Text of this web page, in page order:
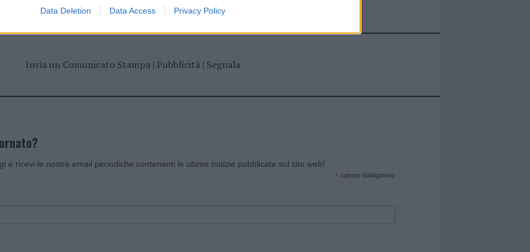
Data Deletion Data Access Privacy Policy
Invia un Comunicato Stampa| Pubblicità| Segnala
e ricevi le nostre email periodiche contenenti le ultime notizie pubblicate sul sito web!
* campo obbligatorio